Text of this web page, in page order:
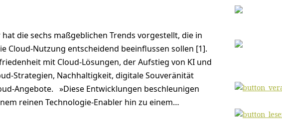
die sechs maßgeblichen Trends vorgestellt, die in
Cloud-Nutzung entscheidend beeinflussen sollen [1].
mit Cloud-Lösungen, der Aufstieg von KI und
Strategien, Nachhaltigkeit, digitale Souveränität
Angebote. »Diese Entwicklungen beschleunigen
reinen Technologie-Enabler hin zu einem…